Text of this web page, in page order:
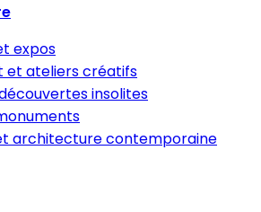
expos
et ateliers créatifs
insolites
architecture contemporaine